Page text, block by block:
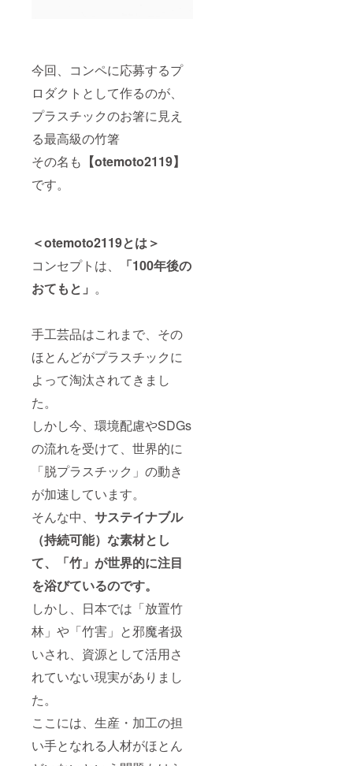
今回、コンペに応募するプ
ロダクトとして作るのが、
プラスチックのお箸に見え
る最高級の竹箸
その名も 【otemoto2119】
です。
＜otemoto2119とは＞
コンセプトは、
「100年後の
おてもと」 。
手工芸品はこれまで、その
ほとんどがプラスチックに
よって淘汰されてきまし
た。
しかし今、環境配慮やSDGs
の流れを受けて、世界的に
「脱プラスチック」の動き
が加速しています。
そんな中、 サステイナブル
（持続可能）な素材とし
て、「竹」が世界的に注目
を浴びているのです。
しかし、日本では「放置竹
林」や「竹害」と邪魔者扱
いされ、資源として活用さ
れていない現実がありまし
た。
ここには、生産・加工の担
い手となれる人材がほとん